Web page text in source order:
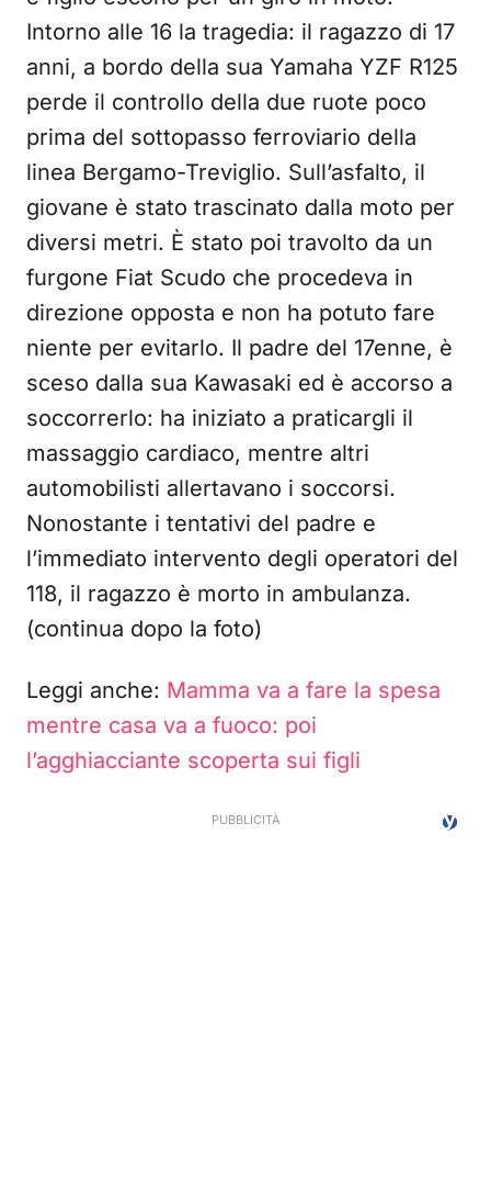
Intorno alle 16 la tragedia: il ragazzo di 17
anni, a bordo della sua Yamaha YZF R125
perde il controllo della due ruote poco
prima del sottopasso ferroviario della
linea Bergamo-Treviglio. Sull’asfalto, il
giovane è stato trascinato dalla moto per
diversi metri. È stato poi travolto da un
furgone Fiat Scudo che procedeva in
direzione opposta e non ha potuto fare
niente per evitarlo. Il padre del 17enne, è
sceso dalla sua Kawasaki ed è accorso a
soccorrerlo: ha iniziato a praticargli il
massaggio cardiaco, mentre altri
automobilisti allertavano i soccorsi.
Nonostante i tentativi del padre e
l’immediato intervento degli operatori del
118, il ragazzo è morto in ambulanza.
(continua dopo la foto)
Leggi anche: Mamma va a fare la spesa
mentre casa va a fuoco: poi
l’agghiacciante scoperta sui figli